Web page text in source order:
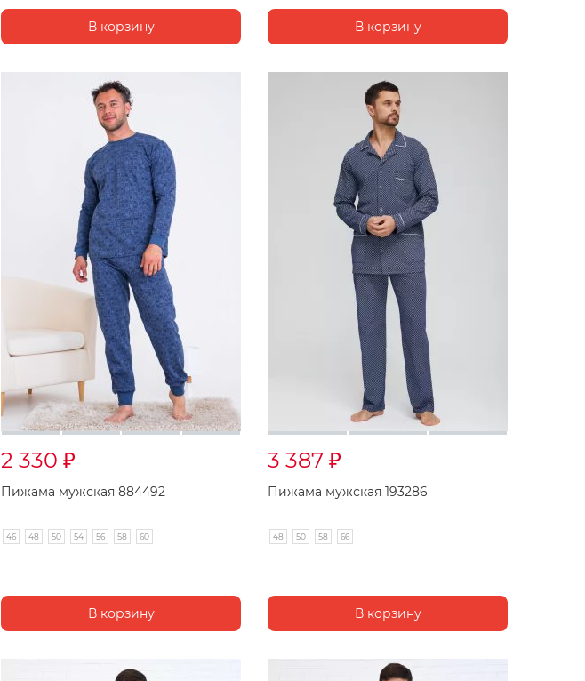
2 330 ₽
Пижама мужская 884492
46 48 50 54 56 58 60
3 387 ₽
Пижама мужская 193286
48 50 58 66